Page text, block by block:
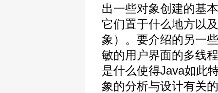
出一些对象创建的基
它们置于什么地方以
象）。要介绍的另一
敏的用户界面的多线
是什么使得Java如此
象的分析与设计有关